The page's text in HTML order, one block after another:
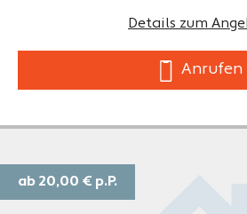
Details zum
Anrufen
ab 20,00 € p.P.